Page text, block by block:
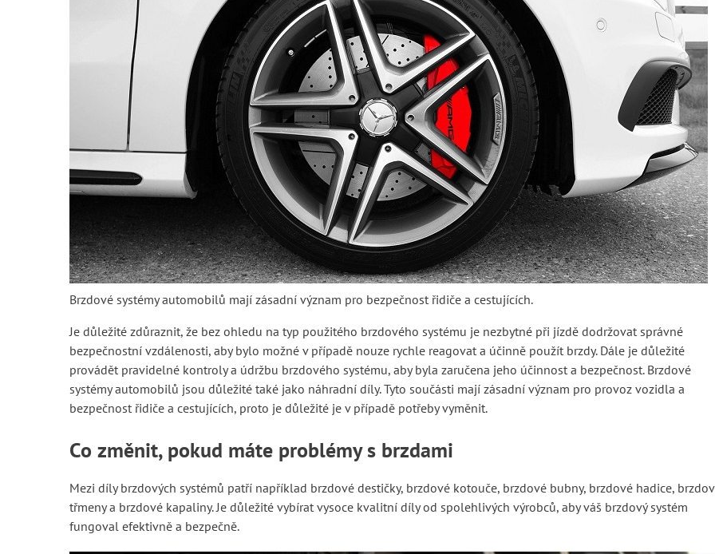
Brzdové systémy automobilů mají zásadní význam pro bezpečnost řidiče a cestujících.
Je důležité zdůraznit, že bez ohledu na typ použitého brzdového systému je nezbytné při jízdě dodržovat správné
bezpečnostní vzdálenosti, aby bylo možné v případě nouze rychle reagovat a účinně použít brzdy. Dále je důležité
provádět pravidelné kontroly a údržbu brzdového systému, aby byla zaručena jeho účinnost a bezpečnost. Brzdové
systémy automobilů jsou důležité také jako náhradní díly. Tyto součásti mají zásadní význam pro provoz vozidla a
bezpečnost řidiče a cestujících, proto je důležité je v případě potřeby vyměnit.
Co změnit, pokud máte problémy s brzdami
Mezi díly brzdových systémů patří například brzdové destičky, brzdové kotouče, brzdové bubny, brzdové hadice,
třmeny a brzdové kapaliny. Je důležité vybírat vysoce kvalitní díly od spolehlivých výrobců, aby váš brzdový systém
fungoval efektivně a bezpečně.